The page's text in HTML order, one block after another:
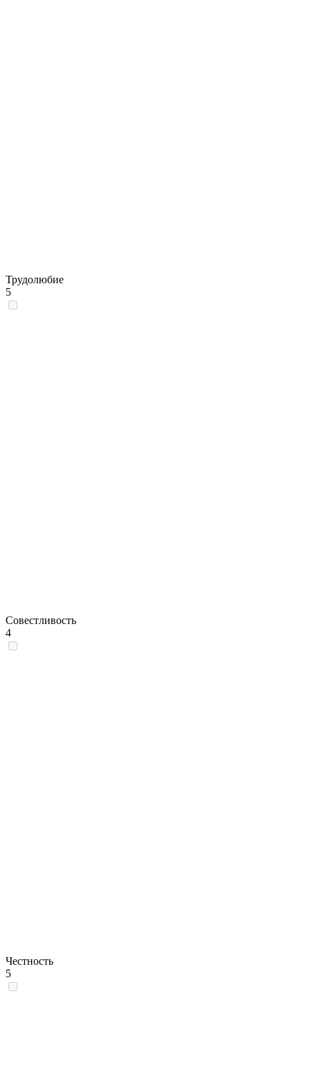
Трудолюбие
5
Совестливость
4
Честность
5